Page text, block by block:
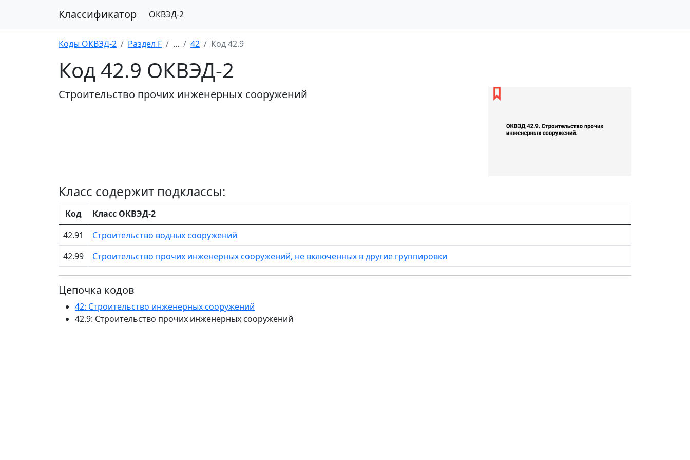
Классификатор ОКВЭД-2
Коды ОКВЭД-2 Раздел F ... 42 Код 42.9
Код 42.9 ОКВЭД-2
Строительство прочих инженерных сооружений
Класс содержит подклассы:
Код
Класс ОКВЭД-2
42.91
Строительство водных сооружений
42.99
Строительство прочих инженерных сооружений, не включенных в другие группировки
Цепочка кодов
42: Строительство инженерных сооружений
42.9: Строительство прочих инженерных сооружений